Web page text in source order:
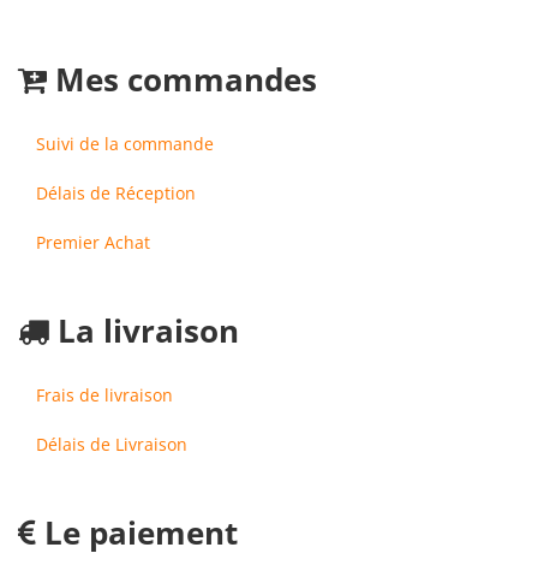
Mes commandes
Suivi de la commande
Délais de Réception
Premier Achat
La livraison
Frais de livraison
Délais de Livraison
Le paiement